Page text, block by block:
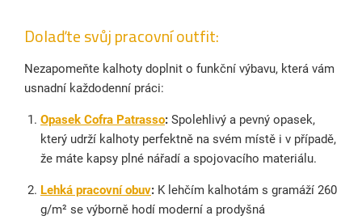
Dolaďte svůj pracovní outfit:
Nezapomeňte kalhoty doplnit o funkční výbavu, která vám
usnadní každodenní práci:
Opasek Cofra Patrasso: Spolehlivý a pevný opasek,
který udrží kalhoty perfektně na svém místě i v případě,
že máte kapsy plné nářadí a spojovacího materiálu.
Lehká pracovní obuv: K lehčím kalhotám s gramáží 260
g/m² se výborně hodí moderní a prodyšná